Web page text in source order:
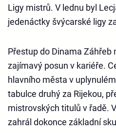
Ligy mistrů. V lednu byl
jedenáctky švýcarské ligy
Přestup do Dinama
zajímavý posun v kariéře.
hlavního města v
tabulce druhý za Rijekou,
mistrovských titulů v řadě.
zahrál dokonce základní